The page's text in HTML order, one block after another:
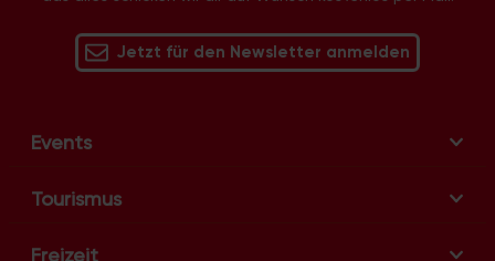
Jetzt für den Newsletter anmelden
Events
Tourismus
Freizeit